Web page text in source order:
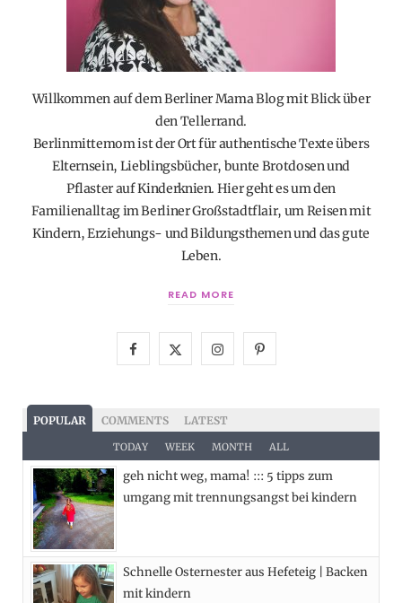
Willkommen auf dem Berliner Mama Blog mit Blick über
den Tellerrand.
Berlinmittemom ist der Ort für authentische Texte übers
Elternsein, Lieblingsbücher, bunte Brotdosen und
Pflaster auf Kinderknien. Hier geht es um den
Familienalltag im Berliner Großstadtflair, um Reisen mit
Kindern, Erziehungs- und Bildungsthemen und das gute
Leben.
READ MORE
c
e
b
k
T
w
i
e
I
s
t
a
a
P
e
s
POPULAR COMMENTS LATEST
TODAY WEEK MONTH ALL
geh nicht weg, mama! ::: 5 tipps zum
umgang mit trennungsangst bei kindern
Schnelle Osternester aus Hefeteig | Backen
mit kindern